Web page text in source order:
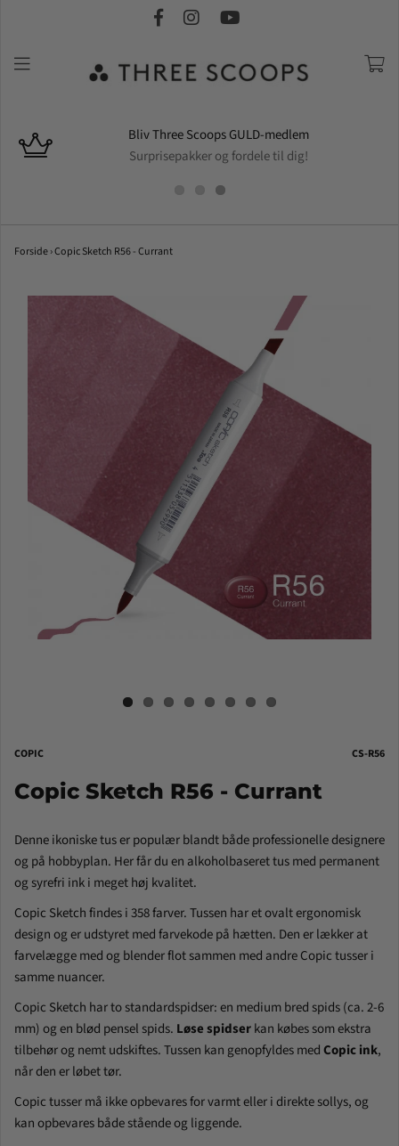
Bliv Three Scoops GULD-medlem
Surprisepakker og fordele til dig!
Forside›Copic Sketch R56 - Currant
COPIC CS-R56
Copic Sketch R56 - Currant
Denne ikoniske tus er populær blandt både professionelle designere
og på hobbyplan. Her får du en alkoholbaseret tus med permanent
og syrefri ink i meget høj kvalitet.
Copic Sketch findes i 358 farver. Tussen har et ovalt ergonomisk
design og er udstyret med farvekode på hætten. Den erlækker at
farvelægge med og blender flot sammen med andre Copic tusser i
samme nuancer.
Copic Sketch har to standardspidser: en medium bred spids (ca. 2-6
mm) og en blød pensel spids. Løse spidserkan købes som ekstra
tilbehør og nemt udskiftes. Tussen kan genopfyldes medCopic ink,
når den er løbet tør.
Copic tusser må ikke opbevares for varmt eller i direkte sollys, og
kan opbevares både stående og liggende.